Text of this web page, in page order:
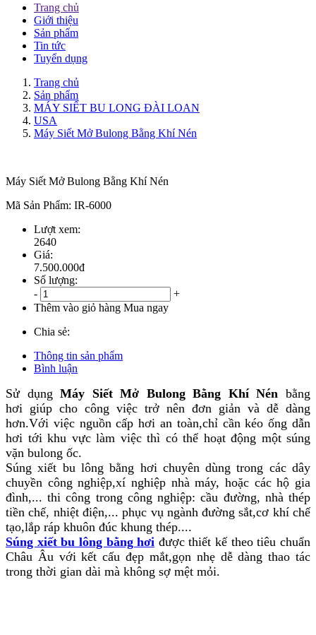
Trang chủ
Giới thiệu
Sản phẩm
Tin tức
Tuyển dụng
Trang chủ
Sản phẩm
MÁY SIẾT BU LONG ĐÀI LOAN
USA
Máy Siết Mở Bulong Bằng Khí Nén
Máy Siết Mở Bulong Bằng Khí Nén
Mã Sản Phẩm: IR-6000
Lượt xem:
2640
Giá:
7.500.000đ
Số lượng:
-
+
Thêm vào giỏ hàng Mua ngay
Chia sẻ:
Thông tin sản phẩm
Bình luận
Sử dụngMáy Siết Mở Bulong Bằng Khí Nén bằng
hơi giúp cho công việc trở nên đơn giản và dễ dàng
hơn.Với việc nguồn cấp hơi an toàn,chỉ cần kéo ống dẫn
hơi tới khu vực làm việc thì có thể hoạt động một súng
vặn bulong ốc.
Súng xiết bu lông bằng hơi chuyên dùng trong các dây
chuyền công nghiệp,xí nghiệp nhà máy, hoặc các hộ gia
đình,... thi công trong công nghiệp: cầu đường, nhà thép
tiền chế, nhiệt điện,... phục vụ ngành đường sắt,cơ khí chế
tạo,lắp ráp khuôn đúc khung thép....
Súng xiết bu lông bằng hơi được thiết kế theo tiêu chuẩn
Châu Âu với kết cấu đẹp mắt,gọn nhẹ dễ dàng thao tác
trong thời gian dài mà không sợ mệt mỏi.